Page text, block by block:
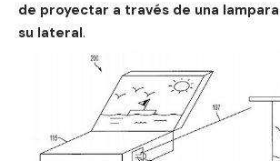
de proyectar a través de una
su lateral.